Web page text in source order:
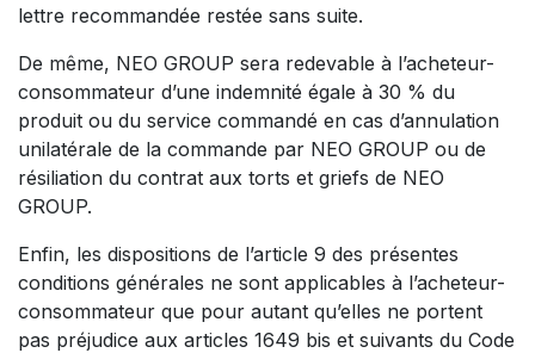
lettre recommandée restée sans suite.
De même, NEO GROUP sera redevable à l’acheteur-
consommateur d’une indemnité égale à 30 % du
produit ou du service commandé en cas d’annulation
unilatérale de la commande par NEO GROUP ou de
résiliation du contrat aux torts et griefs de NEO
GROUP.
Enfin, les dispositions de l’article 9 des présentes
conditions générales ne sont applicables à l’acheteur-
consommateur que pour autant qu’elles ne portent
pas préjudice aux articles 1649 bis et suivants du Code